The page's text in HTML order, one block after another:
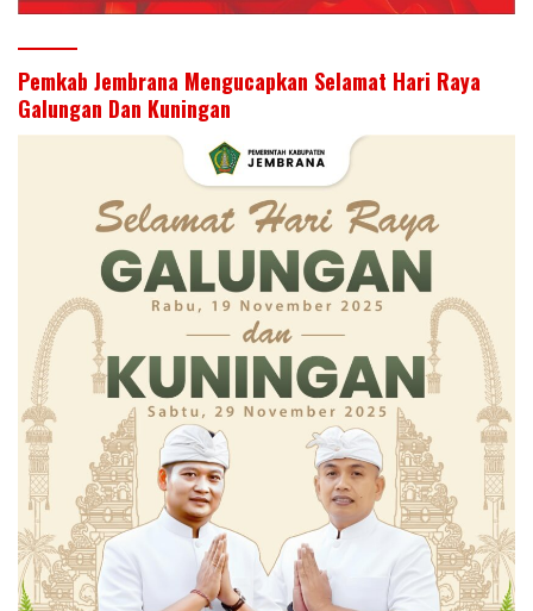
Pemkab Jembrana Mengucapkan Selamat Hari Raya
Galungan Dan Kuningan